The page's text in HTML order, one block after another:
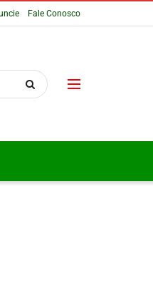
Fale Conosco